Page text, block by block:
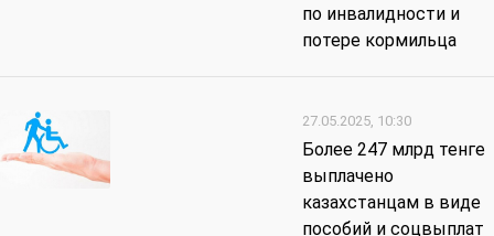
по инвалидности и
потере кормильца
27.05.2025, 10:30
Более 247 млрд тенге
выплачено
казахстанцам в виде
пособий и соцвыплат